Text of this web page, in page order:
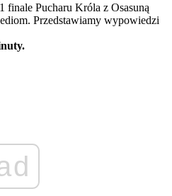
Pucharu Króla z Osasuną
Przedstawiamy wypowiedzi